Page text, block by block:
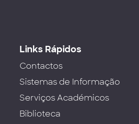
Links Rápidos
Contactos
Sistemas de Informação
Serviços Académicos
Biblioteca